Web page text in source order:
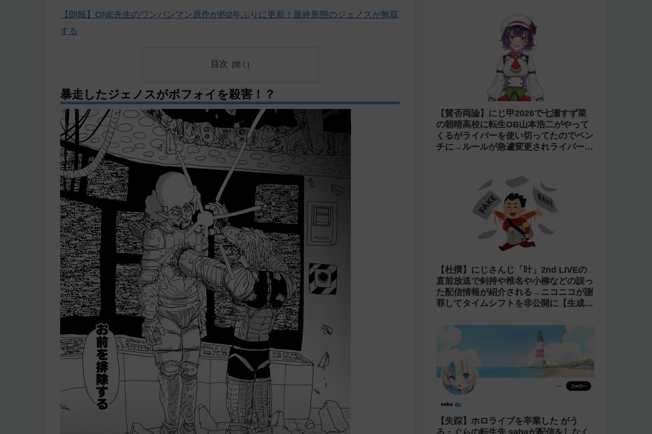
【朗報】ONE先生のワンパンマン原作が約2年ぶりに更新！最終形態のジェノスが無双
する
目次
暴走したジェノスがボフォイを殺害！？
【賛否両論】にじ甲2026で七瀬すず菜
の朝晴高校に転生OB山本浩二がやって
くるがライバーを使い切ってたのでベン
チに→ルールが急遽変更されライバーの
【杜撰】にじさんじ「叶」2nd LIVEの
直前放送で剣持や椎名や小柳などの誤っ
た配信情報が紹介される→ニコニコが謝
罪してタイムシフトを非公開に【生成
【失踪】ホロライブを卒業した がう
る・ぐらの転生先 sabaが配信をしなく